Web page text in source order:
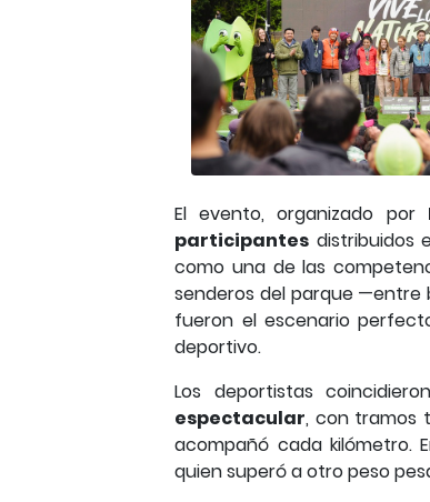
El evento, organizado por
participantes distribuidos
como una de las
senderos del parque —entre
fueron el escenario
deportivo.
Los deportistas
espectacular, con tramos
acompañó cada kilómetro.
quien superó a otro peso